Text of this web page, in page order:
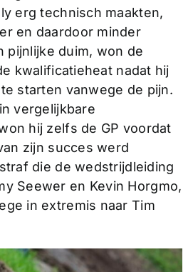
erg technisch maakten,
en daardoor minder
pijnlijke duim, won de
kwalificatieheat nadat hij
starten vanwege de pijn.
vergelijkbare
hij zelfs de GP voordat
zijn succes werd
die de wedstrijdleiding
Seewer en Kevin Horgmo,
in extremis naar Tim